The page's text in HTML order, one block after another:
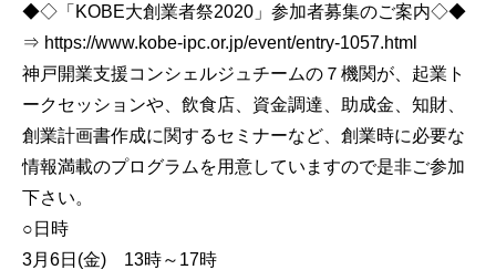
◆◇「KOBE大創業者祭2020」参加者募集のご案内◇◆
⇒ https://www.kobe-ipc.or.jp/event/entry-1057.html
神戸開業支援コンシェルジュチームの７機関が、起業ト
ークセッションや、飲食店、資金調達、助成金、知財、
創業計画書作成に関するセミナーなど、創業時に必要な
情報満載のプログラムを用意していますので是非ご参加
下さい。
○日時
3月6日(金) 13時～17時